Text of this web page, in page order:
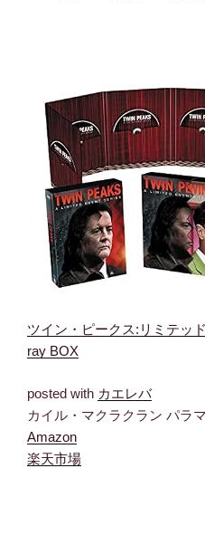
ツイン・ピークス:リミテッ
ray BOX
posted with カエレバ
カイル・マクラクラン パラ
Amazon
楽天市場